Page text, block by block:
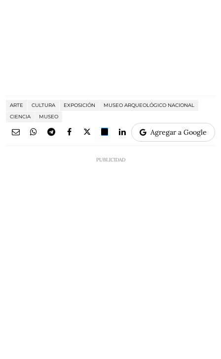
ARTE CULTURA EXPOSICIÓN
MUSEO ARQUEOLÓGICO NACIONAL
CIENCIA
MUSEO
Agregar a Google